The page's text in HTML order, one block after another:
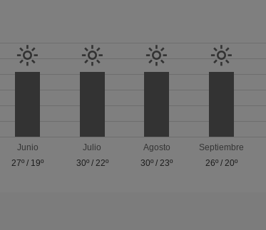
Junio
27º / 19º
Julio
30º/ 22º
Agosto
30º /23º
Septiembre
26º/ 20º